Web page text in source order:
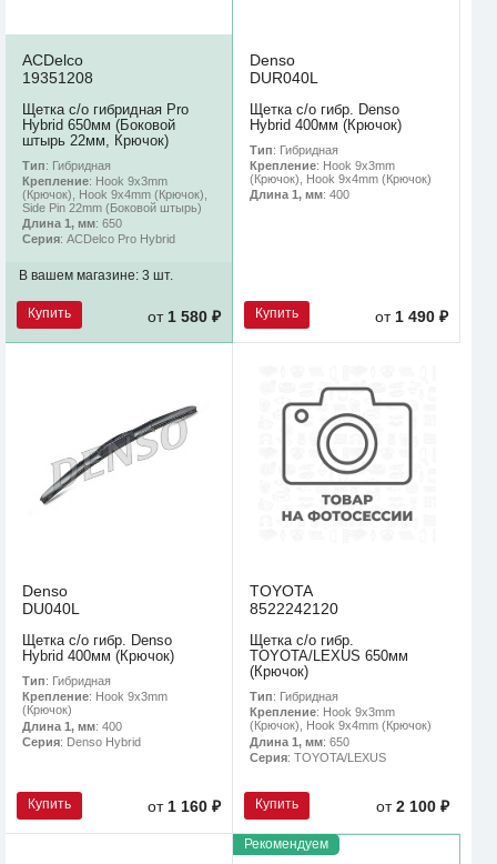
ACDelco
19351208
Щетка с/о гибридная Pro
Hybrid 650мм (Боковой
штырь 22мм, Крючок)
Тип: Гибридная
Крепление: Hook 9x3mm
(Крючок), Hook 9x4mm (Крючок),
Side Pin 22mm (Боковой штырь)
Длина 1, мм: 650
Серия: ACDelco Pro Hybrid
В вашем магазине: 3 шт.
Купить от 1 580 ₽
Denso
DUR040L
Щетка с/о гибр. Denso
Hybrid 400мм (Крючок)
Тип: Гибридная
Крепление: Hook 9x3mm
(Крючок), Hook 9x4mm (Крючок)
Длина 1, мм: 400
Купить от 1 490 ₽
Denso
DU040L
Щетка с/о гибр. Denso
Hybrid 400мм (Крючок)
Тип: Гибридная
Крепление: Hook 9x3mm
(Крючок)
Длина 1, мм: 400
Серия: Denso Hybrid
Купить от1 160 ₽
TOYOTA
8522242120
Щетка с/о гибр.
TOYOTA/LEXUS 650мм
(Крючок)
Тип: Гибридная
Крепление: Hook 9x3mm
(Крючок), Hook 9x4mm (Крючок)
Длина 1, мм: 650
Серия: TOYOTA/LEXUS
Купить от2 100 ₽
Рекомендуем